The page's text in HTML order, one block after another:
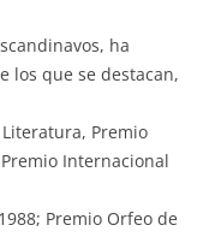
ha
los que se destacan,
Premio
Internacional
Premio Orfeo de